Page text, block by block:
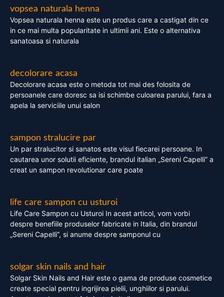
vopsea naturala henna
Vopsea naturala henna este un produs care a castigat din ce
in ce mai multa popularitate in ultimii ani. Este o alternativa
sanatoasa si naturala
decolorare acasa
Decolorare acasa este o metoda tot mai des folosita de
persoanele care doresc sa isi schimbe culoarea parului, fara a
apela la serviciile unui salon
sampon stralucire par
Un par stralucitor si sanatos este visul fiecarei persoane. In
cautarea unor solutii eficiente, brandul italian „Sereni Capelli” a
creat un sampon revolutionar care poate
life care sampon cu usturoi
Life Care Sampon cu Usturoi In acest articol, vom vorbi
despre benefiile produselor fabricate in Italia, din brandul
„Sereni Capelli”, si anume despre samponul cu
solgar skin nails and hair
Solgar Skin Nails and Hair este o gama de produse cosmetice
create special pentru ingrijirea pielii, unghiilor si parului.